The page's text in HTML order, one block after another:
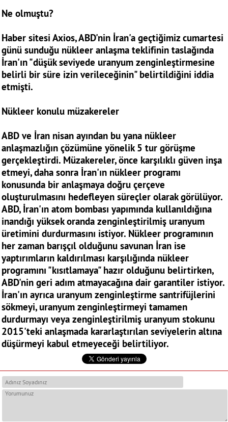
Ne olmuştu?
Haber sitesi Axios, ABD'nin İran'a geçtiğimiz cumartesi
günü sunduğu nükleer anlaşma teklifinin taslağında
İran'ın "düşük seviyede uranyum zenginleştirmesine
belirli bir süre izin verileceğinin" belirtildiğini iddia
etmişti.
Nükleer konulu müzakereler
ABD ve İran nisan ayından bu yana nükleer
anlaşmazlığın çözümüne yönelik 5 tur görüşme
gerçekleştirdi. Müzakereler, önce karşılıklı güven inşa
etmeyi, daha sonra İran'ın nükleer programı
konusunda bir anlaşmaya doğru çerçeve
oluşturulmasını hedefleyen süreçler olarak görülüyor.
ABD, İran'ın atom bombası yapımında kullanıldığına
inandığı yüksek oranda zenginleştirilmiş uranyum
üretimini durdurmasını istiyor. Nükleer programının
her zaman barışçıl olduğunu savunan İran ise
yaptırımların kaldırılması karşılığında nükleer
programını "kısıtlamaya" hazır olduğunu belirtirken,
ABD'nin geri adım atmayacağına dair garantiler istiyor.
İran'ın ayrıca uranyum zenginleştirme santrifüjlerini
sökmeyi, uranyum zenginleştirmeyi tamamen
durdurmayı veya zenginleştirilmiş uranyum stokunu
2015'teki anlaşmada kararlaştırılan seviyelerin altına
düşürmeyi kabul etmeyeceği belirtiliyor.